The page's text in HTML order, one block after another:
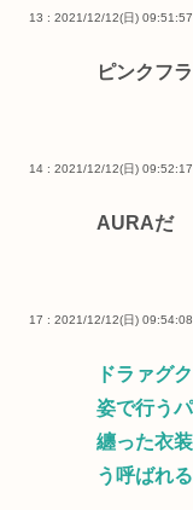
13 : 2021/12/12(日)
ピンクフ
14 : 2021/12/12(日)
AURAだ
17 : 2021/12/12(日)
ドラァグ
姿で行う
纏った衣
う呼ばれる